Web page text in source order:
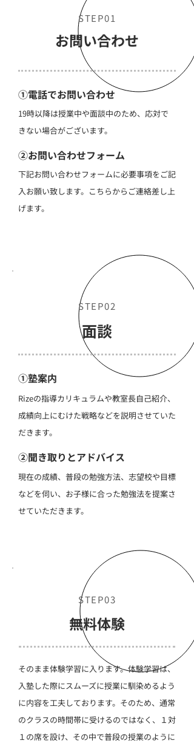
STEP01
​お問い合わせ
①電話でお問い合わせ
19時以降は授業中や面談中のため、応対で
きない場合がございます。
②お問い合わせフォーム
下記お問い合わせフォームに必要事項をご記
入お願い致します。こちらからご連絡差し上
げます。
STEP02
面談
①塾案内
Rizeの指導カリキュラムや教室長自己紹介、
成績向上にむけた戦略などを説明させていた
だきます。
②聞き取りとアドバイス
現在の成績、普段の勉強方法、志望校や目標
などを伺い、お子様に合った勉強法を提案さ
せていただきます。
STEP03
無料体験
そのまま体験学習に入ります。体験学習は、
入塾した際にスムーズに授業に馴染めるよう
に内容を工夫しております。そのため、通常
のクラスの時間帯に受けるのではなく、１対
１の席を設け、その中で普段の授業のように